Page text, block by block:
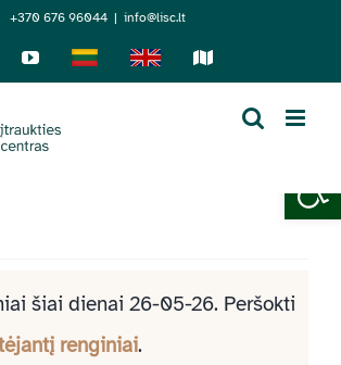
+370 676 96044 | info@lisc.lt
YouTubeLietuviškaiEnglish
Sensorinis
šiai dienai 26-05-26. Peršokti
renginiai.